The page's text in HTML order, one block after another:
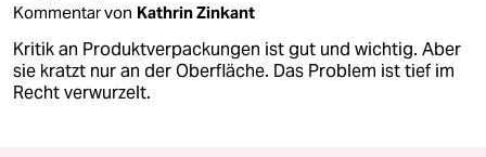
Kommentar von Kathrin Zinkant
Kritik an Produktverpackungen ist gut und wichtig. Aber
sie kratzt nur an der Oberfläche. Das Problem ist tief im
Recht verwurzelt.